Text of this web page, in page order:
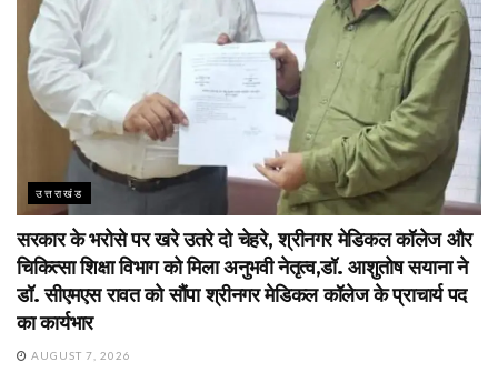
उत्तराखंड
सरकार के भरोसे पर खरे उतरे दो चेहरे, श्रीनगर मेडिकल कॉलेज और
चिकित्सा शिक्षा विभाग को मिला अनुभवी नेतृत्व,डॉ. आशुतोष सयाना ने
डॉ. सीएमएस रावत को सौंपा श्रीनगर मेडिकल कॉलेज के प्राचार्य पद
का कार्यभार
AUGUST 7, 2026